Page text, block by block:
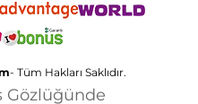
- Tüm Hakları Saklıdır.
Gözlüğünde